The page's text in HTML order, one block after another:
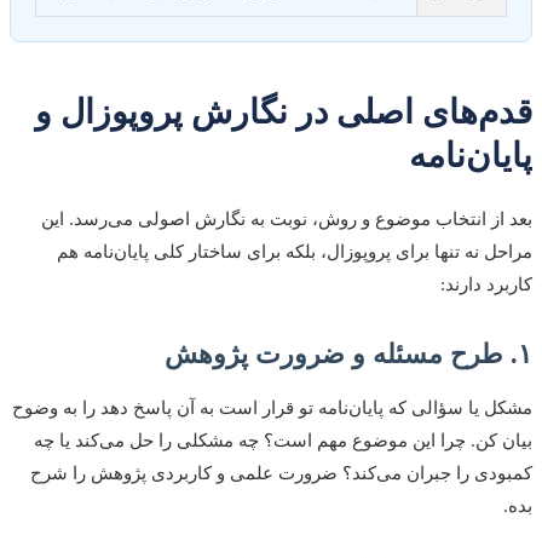
قدم‌های اصلی در نگارش پروپوزال و
پایان‌نامه
بعد از انتخاب موضوع و روش، نوبت به نگارش اصولی می‌رسد. این
مراحل نه تنها برای پروپوزال، بلکه برای ساختار کلی پایان‌نامه هم
کاربرد دارند:
۱. طرح مسئله و ضرورت پژوهش
مشکل یا سؤالی که پایان‌نامه تو قرار است به آن پاسخ دهد را به وضوح
بیان کن. چرا این موضوع مهم است؟ چه مشکلی را حل می‌کند یا چه
کمبودی را جبران می‌کند؟ ضرورت علمی و کاربردی پژوهش را شرح
بده.